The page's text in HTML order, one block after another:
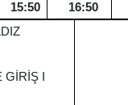
15:50
16:50
I